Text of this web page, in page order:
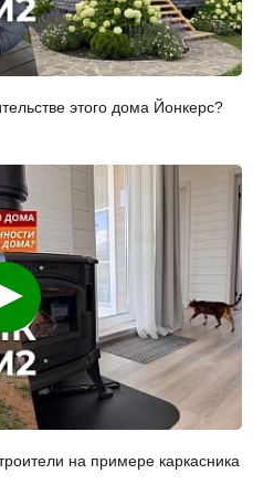
этого дома Йонкерс?
на примере каркасника